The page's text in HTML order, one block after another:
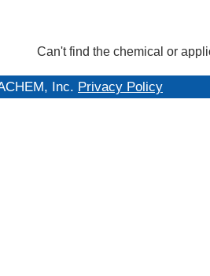
Can't find the chemical or
Inc. Privacy Policy